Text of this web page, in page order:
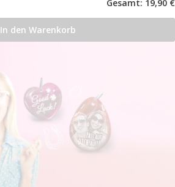
Gesamt: 19,90 €
In den Warenkorb